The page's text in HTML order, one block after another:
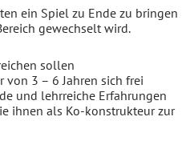
ein Spiel zu Ende zu bringen
gewechselt wird.
sollen
von 3 – 6 Jahren sich frei
und lehrreiche Erfahrungen
ihnen als Ko-konstrukteur zur